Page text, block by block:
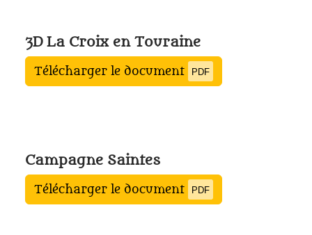
3D La Croix en Touraine
Télécharger le document PDF
Campagne Saintes
Télécharger le document PDF